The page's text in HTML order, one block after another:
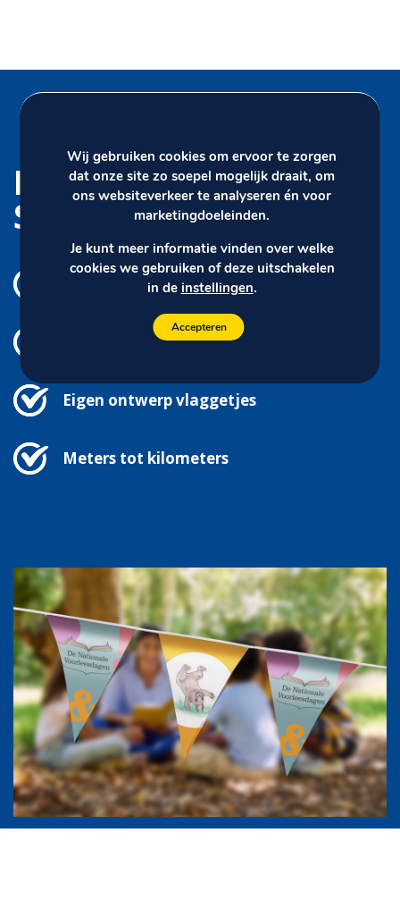
Daarom kiest u voor
Siersema
Productie in eigen huis
Spoedlevering
Eigen ontwerp vlaggetjes
Meters tot kilometers
Wij gebruiken cookies om ervoor te zorgen
dat onze site zo soepel mogelijk draait, om
ons websiteverkeer te analyseren én voor
marketingdoeleinden.
Je kunt meer informatie vinden over welke
cookies we gebruiken of deze uitschakelen
in de instellingen.
Accepteren